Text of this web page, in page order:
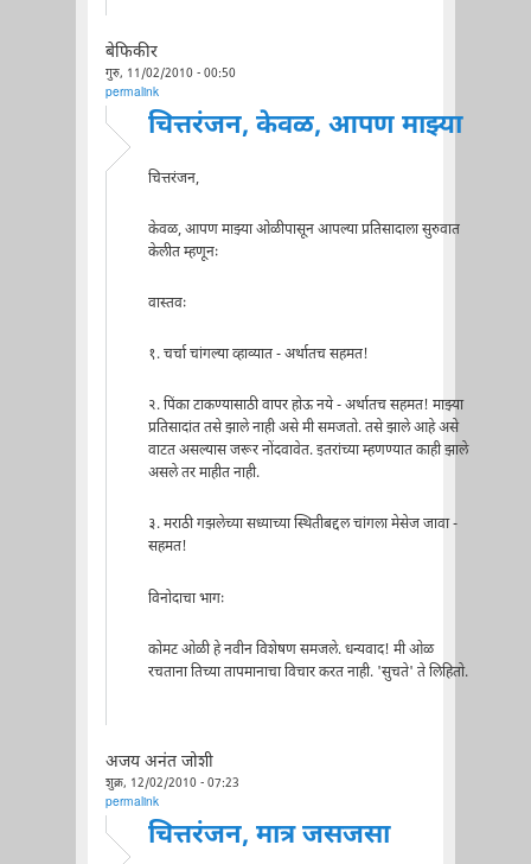
बेफिकीर
गुरु, 11/02/2010 - 00:50
permalink
चित्तरंजन, केवळ, आपण माझ्या
चित्तरंजन,
केवळ, आपण माझ्या ओळीपासून आपल्या प्रतिसादाला सुरुवात
केलीत म्हणूनः
वास्तवः
१. चर्चा चांगल्या व्हाव्यात - अर्थातच सहमत!
२. पिंका टाकण्यासाठी वापर होऊ नये - अर्थातच सहमत! माझ्या
प्रतिसादांत तसे झाले नाही असे मी समजतो. तसे झाले आहे असे
वाटत असल्यास जरूर नोंदवावेत. इतरांच्या म्हणण्यात काही झाले
असले तर माहीत नाही.
३. मराठी गझलेच्या सध्याच्या स्थितीबद्दल चांगला मेसेज जावा -
सहमत!
विनोदाचा भागः
कोमट ओळी हे नवीन विशेषण समजले. धन्यवाद! मी ओळ
रचताना तिच्या तापमानाचा विचार करत नाही. 'सुचते' ते लिहितो.
अजय अनंत जोशी
शुक्र, 12/02/2010 - 07:23
permalink
चित्तरंजन, मात्र जसजसा